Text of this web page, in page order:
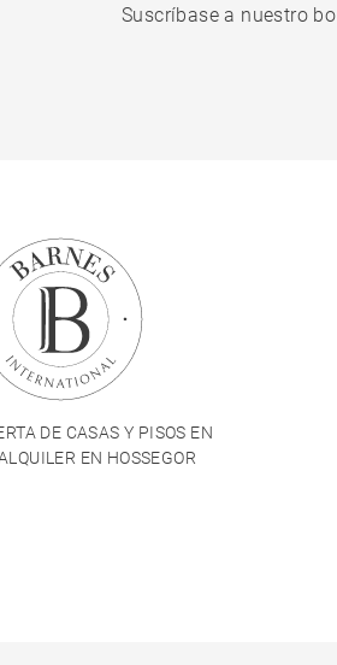
Suscríbase a nuestro
DE CASAS Y PISOS EN
EN HOSSEGOR